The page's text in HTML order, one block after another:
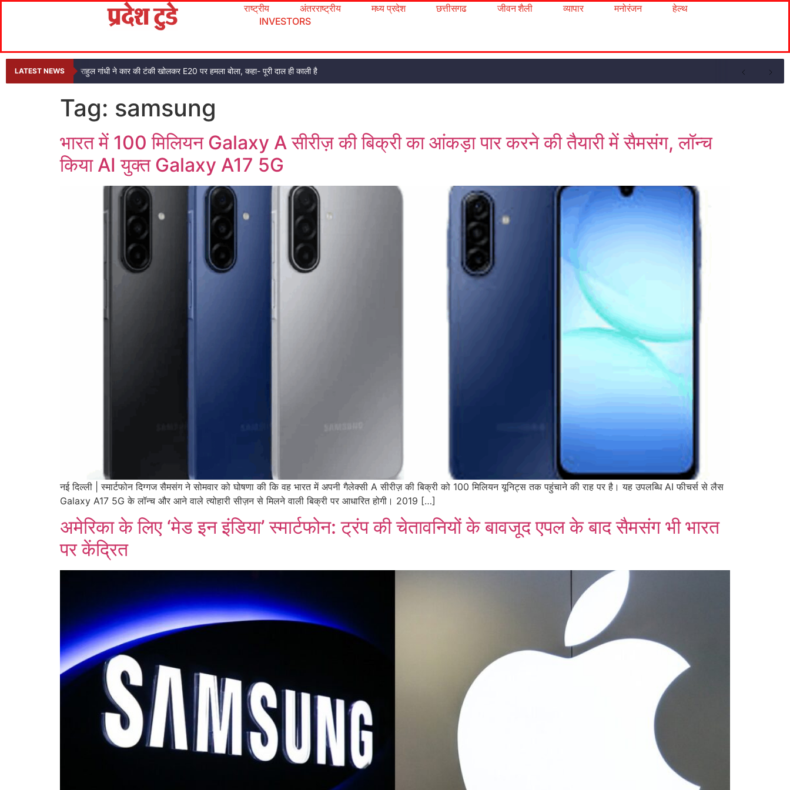
राष्ट्रीय अंतरराष्ट्रीय मध्य प्रदेश छत्तीसगढ जीवन शैली व्यापार मनोरंजन
हेल्थ
INVESTORS
LATEST NEWS राहुल गांधी ने कार की टंकी खोलकर E20 पर हमला बोला, कहा- पूरी दाल ही काली है
Tag: samsung
भारत में 100 मिलियन Galaxy A सीरीज़ की बिक्री का आंकड़ा पार करने की तैयारी में सैमसंग, लॉन्च
किया AI युक्त Galaxy A17 5G
नई दिल्ली | स्मार्टफोन दिग्गज सैमसंग ने सोमवार को घोषणा की कि वह भारत में अपनी गैलेक्सी A सीरीज़ की बिक्री को 100 मिलियन यूनिट्स तक पहुंचाने की राह पर है। यह उपलब्धि AI फीचर्स से लैस
Galaxy A17 5G के लॉन्च और आने वाले त्योहारी सीज़न से मिलने वाली बिक्री पर आधारित होगी। 2019 […]
अमेरिका के लिए ‘मेड इन इंडिया’ स्मार्टफोन: ट्रंप की चेतावनियों के बावजूद एपल के बाद सैमसंग भी भारत
पर केंद्रित